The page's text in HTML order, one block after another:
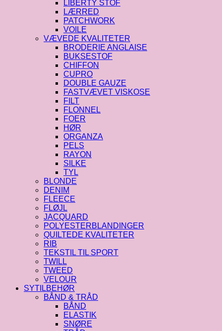
LIBERTY STOF
LÆRRED
PATCHWORK
VOILE
VÆVEDE KVALITETER
BRODERIE ANGLAISE
BUKSESTOF
CHIFFON
CUPRO
DOUBLE GAUZE
FASTVÆVET VISKOSE
FILT
FLONNEL
FOER
HØR
ORGANZA
PELS
RAYON
SILKE
TYL
BLONDE
DENIM
FLEECE
FLØJL
JACQUARD
POLYESTERBLANDINGER
QUILTEDE KVALITETER
RIB
TEKSTIL TIL SPORT
TWILL
TWEED
VELOUR
SYTILBEHØR
BÅND & TRÅD
BÅND
ELASTIK
SNØRE